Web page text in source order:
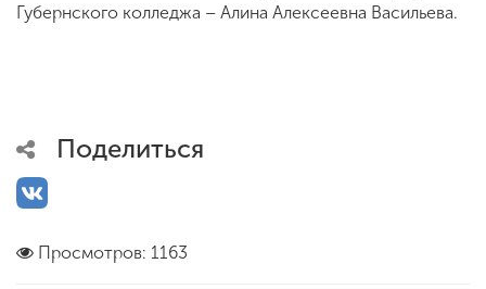
Губернского колледжа – Алина Алексеевна Васильева.
Поделиться
Просмотров: 1163